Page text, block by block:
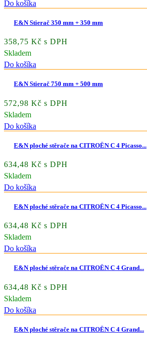
Do košíka
E&N Stierač 350 mm + 350 mm
358,75 Kč s DPH
Skladem
Do košíka
E&N Stierač 750 mm + 500 mm
572,98 Kč s DPH
Skladem
Do košíka
E&N ploché stěrače na CITROËN C 4 Picasso...
634,48 Kč s DPH
Skladem
Do košíka
E&N ploché stěrače na CITROËN C 4 Picasso...
634,48 Kč s DPH
Skladem
Do košíka
E&N ploché stěrače na CITROËN C 4 Grand...
634,48 Kč s DPH
Skladem
Do košíka
E&N ploché stěrače na CITROËN C 4 Grand...